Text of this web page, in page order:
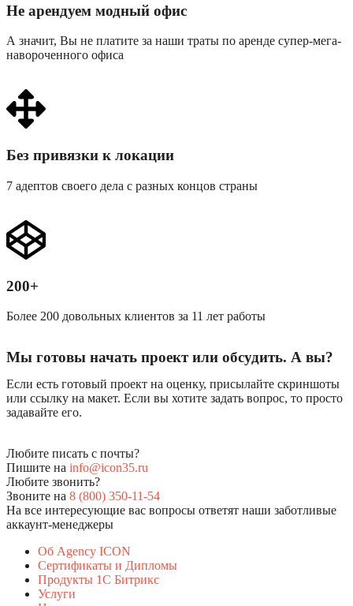
Не арендуем модный офис
А значит, Вы не платите за наши траты по аренде супер-мега-
навороченного офиса
Без привязки к локации
7 адептов своего дела с разных концов страны
200+
Более 200 довольных клиентов за 11 лет работы
Мы готовы начать проект или обсудить. А вы?
Если есть готовый проект на оценку, присылайте скриншоты
или ссылку на макет. Если вы хотите задать вопрос, то просто
задавайте его.
Любите писать с почты?
Пишите на info@icon35.ru
Любите звонить?
Звоните на 8 (800) 350-11-54
На все интересующие вас вопросы ответят наши заботливые
аккаунт-менеджеры
Об Agency ICON
Сертификаты и Дипломы
Продукты 1С Битрикс
Услуги